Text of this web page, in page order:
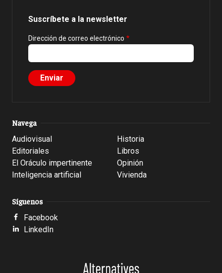
Suscríbete a la newsletter
Dirección de correo electrónico
Navega
Audiovisual
Editoriales
El Oráculo impertinente
Inteligencia artificial
Historia
Libros
Opinión
Vivienda
Síguenos
Facebook
LinkedIn